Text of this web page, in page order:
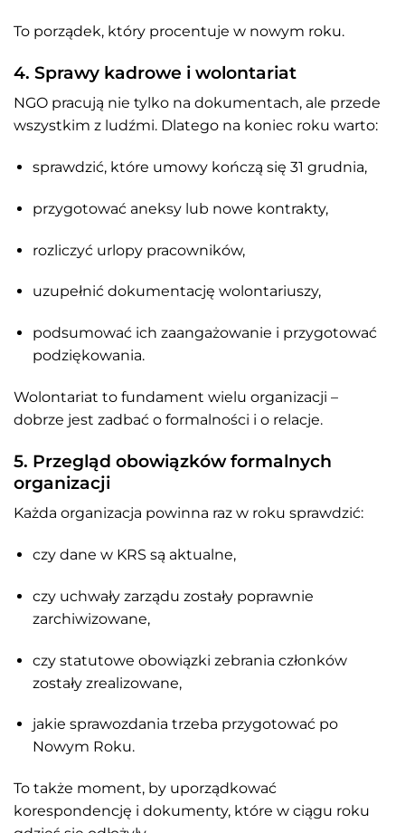
To porządek, który procentuje w nowym roku.
4. Sprawy kadrowe i wolontariat
NGO pracują nie tylko na dokumentach, ale przede
wszystkim z ludźmi. Dlatego na koniec roku warto:
sprawdzić, które umowy kończą się 31 grudnia,
przygotować aneksy lub nowe kontrakty,
rozliczyć urlopy pracowników,
uzupełnić dokumentację wolontariuszy,
podsumować ich zaangażowanie i przygotować
podziękowania.
Wolontariat to fundament wielu organizacji –
dobrze jest zadbać o formalności i o relacje.
5. Przegląd obowiązków formalnych
organizacji
Każda organizacja powinna raz w roku sprawdzić:
czy dane w KRS są aktualne,
czy uchwały zarządu zostały poprawnie
zarchiwizowane,
czy statutowe obowiązki zebrania członków
zostały zrealizowane,
jakie sprawozdania trzeba przygotować po
Nowym Roku.
To także moment, by uporządkować
korespondencję i dokumenty, które w ciągu roku